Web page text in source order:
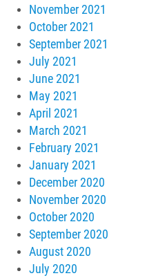
November 2021
October 2021
September 2021
July 2021
June 2021
May 2021
April 2021
March 2021
February 2021
January 2021
December 2020
November 2020
October 2020
September 2020
August 2020
July 2020